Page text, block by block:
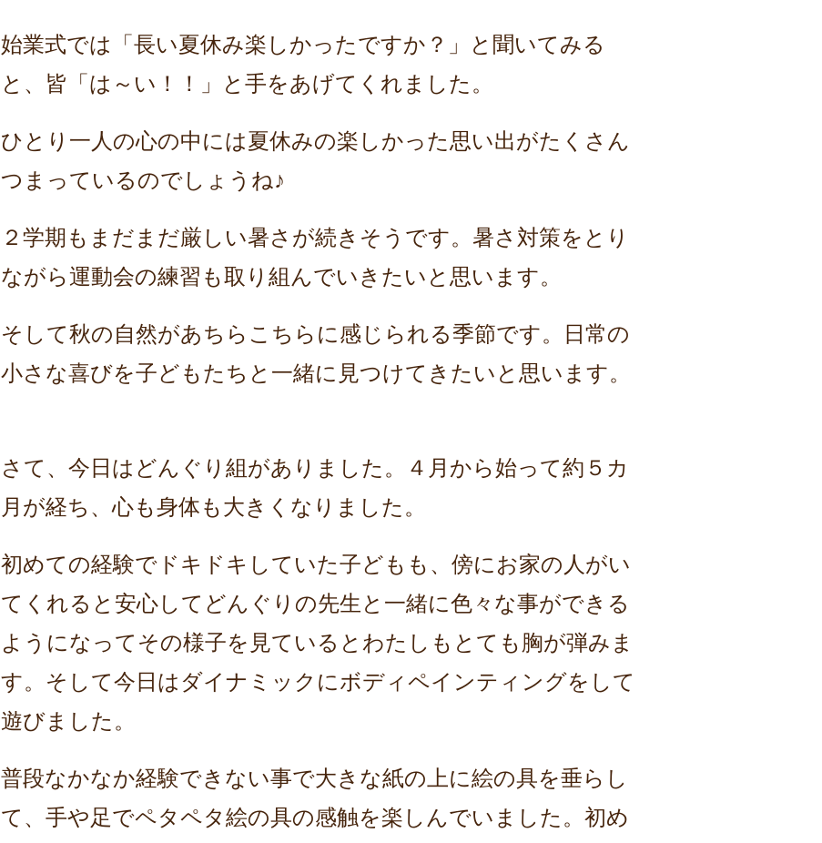
始業式では「長い夏休み楽しかったですか？」と聞いてみる
と、皆「は～い！！」と手をあげてくれました。
ひとり一人の心の中には夏休みの楽しかった思い出がたくさん
つまっているのでしょうね♪
２学期もまだまだ厳しい暑さが続きそうです。暑さ対策をとり
ながら運動会の練習も取り組んでいきたいと思います。
そして秋の自然があちらこちらに感じられる季節です。日常の
小さな喜びを子どもたちと一緒に見つけてきたいと思います。
さて、今日はどんぐり組がありました。４月から始って約５カ
月が経ち、心も身体も大きくなりました。
初めての経験でドキドキしていた子どもも、傍にお家の人がい
てくれると安心して どんぐりの先生と一緒に色々な事ができる
ようになってその様子を見ていると わたしもとても胸が弾みま
す。そして今日はダイナミックにボディペインティングをして
遊びました。
普段なかなか経験できない事で大きな紙の上に絵の具を垂らし
て、手や足でペタペタ絵の具の感触を楽しんでいました。初め